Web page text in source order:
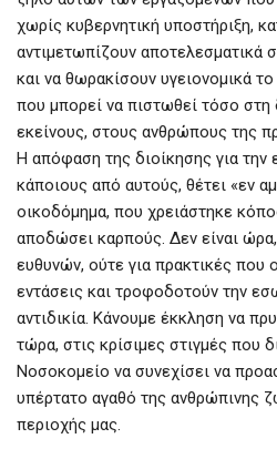
χωρίς κυβερνητική υποστήριξη,
αντιμετωπίζουν αποτελεσματικά
και να θωρακίσουν υγειονομικά
που μπορεί να πιστωθεί τόσο στη
εκείνους, στους ανθρώπους της
Η απόφαση της διοίκησης για την
κάποιους από αυτούς, θέτει «εν
οικοδόμημα, που χρειάστηκε
αποδώσει καρπούς. Δεν είναι
ευθυνών, ούτε για πρακτικές που
εντάσεις και τροφοδοτούν την
αντιδικία. Κάνουμε έκκληση να
τώρα, στις κρίσιμες στιγμές που
Νοσοκομείο να συνεχίσει να
υπέρτατο αγαθό της ανθρώπινης
περιοχής μας.